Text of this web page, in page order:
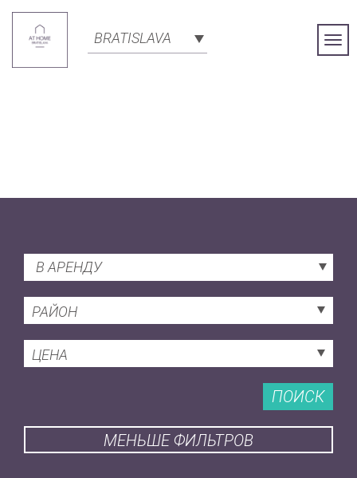
BRATISLAVA
В АРЕНДУ
РАЙОН
ЦЕНА
ПОИСК
МЕНЬШЕ ФИЛЬТРОВ